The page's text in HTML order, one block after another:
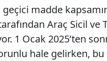
madde
Araç Sicil ve
1 Ocak 2025’ten
hale gelirken, bu